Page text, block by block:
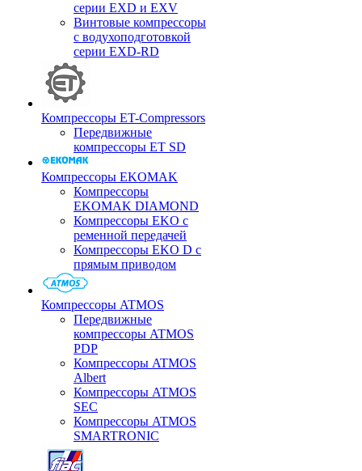
серии EXD и EXV
Винтовые компрессоры
с водухоподготовкой
серии EXD-RD
Компрессоры ET-Compressors
Передвижные
компрессоры ET SD
Компрессоры EKOMAK
Компрессоры
EKOMAK DIAMOND
Компрессоры EKO c
ременной передачей
Компрессоры EKO D с
прямым приводом
Компрессоры ATMOS
Передвижные
компрессоры ATMOS
PDP
Компрессоры ATMOS
Albert
Компрессоры ATMOS
SEC
Компрессоры ATMOS
SMARTRONIC